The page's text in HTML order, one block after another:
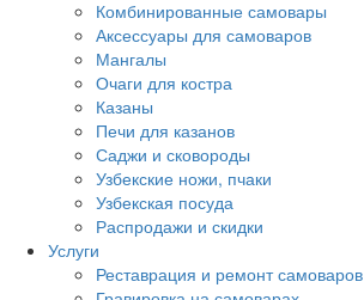
Комбинированные самовары
Аксессуары для самоваров
Мангалы
Очаги для костра
Казаны
Печи для казанов
Саджи и сковороды
Узбекские ножи, пчаки
Узбекская посуда
Распродажи и скидки
Услуги
Реставрация и ремонт самоваров